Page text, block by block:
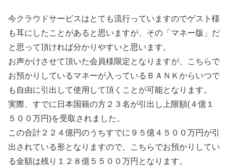
今クラウドサービスはとても流行っていますのでゲスト様
も耳にしたことがあると思いますが、その「マネー版」だ
と思って頂ければ分かりやすいと思います。
お声かけさせて頂いた会員様限定となりますが、こちらで
お預かりしているマネーが入っているＢＡＮＫからいつで
も自由に引出して使用して頂くことが可能となります。
実際、すでに日本国籍の方２３名が引出し上限額(４億１
５００万円)を受取されました。
この合計２２４億円のうちすでに９５億４５００万円が引
出されている形となりますので、こちらでお預かりしてい
る金額は残り１２８億５５００万円となります。